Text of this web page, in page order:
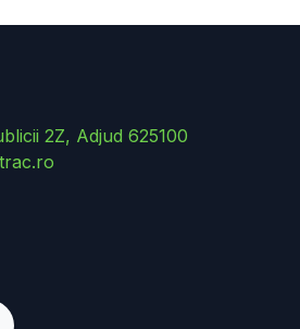
2Z, Adjud 625100